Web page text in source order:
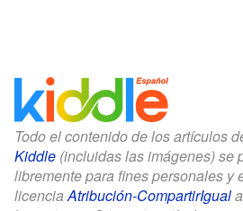
Todo el contenido de los artículos
Kiddle (incluidas las imágenes) se
libremente para fines personales y
licenciaAtribución-CompartirIgual